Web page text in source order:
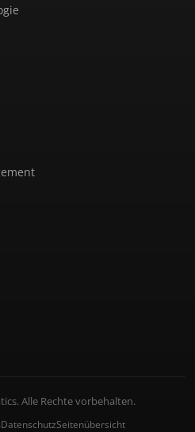
Alle Rechte vorbehalten.
DatenschutzSeitenübersicht